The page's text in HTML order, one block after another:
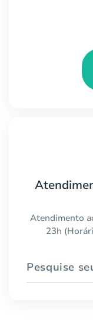
Atendimento
23h
Pesquise